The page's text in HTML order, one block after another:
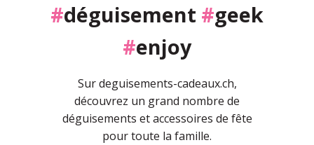
#déguisement #geek
#enjoy
Sur deguisements-cadeaux.ch,
découvrez un grand nombre de
déguisements et accessoires de fête
pour toute la famille.